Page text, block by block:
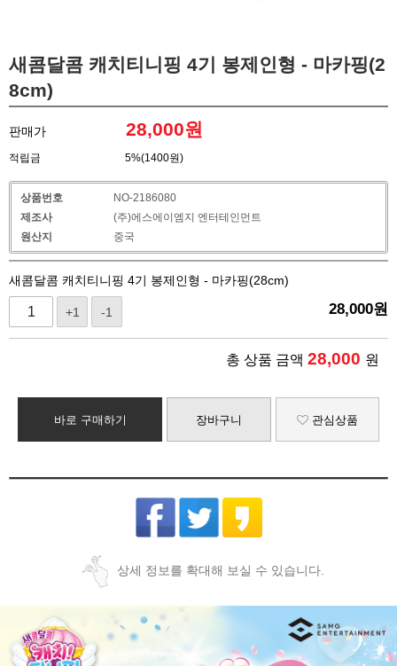
새콤달콤 캐치티니핑 4기 봉제인형 - 마카핑(2
8cm)
판매가 28,000원
적립금 5%(1400원)
상품번호
NO-2186080
제조사
(주)에스에이엠지 엔터테인먼트
원산지
중국
새콤달콤 캐치티니핑 4기 봉제인형 - 마카핑(28cm)
+1 -1 28,000원
총 상품 금액 28,000 원
바로 구매하기 장바구니 관심상품
상세 정보를 확대해 보실 수 있습니다.